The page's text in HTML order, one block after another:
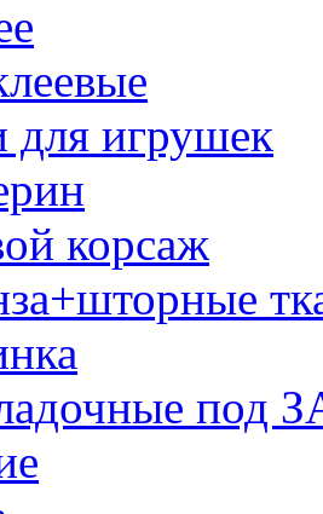
для игрушек
корсаж
под